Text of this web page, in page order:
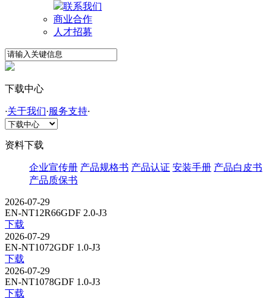
联系我们
商业合作
人才招募
下载中心
·关于我们·服务支持·
资料下载
企业宣传册 产品规格书 产品认证 安装手册 产品白皮书
产品质保书
2026-07-29
EN-NT12R66GDF 2.0-J3
下载
2026-07-29
EN-NT1072GDF 1.0-J3
下载
2026-07-29
EN-NT1078GDF 1.0-J3
下载